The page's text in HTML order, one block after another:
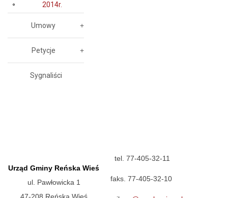
2014r.
Umowy
Petycje
Sygnaliści
Urząd Gminy Reńska Wieś
ul. Pawłowicka 1
tel. 77-405-32-11
faks. 77-405-32-10